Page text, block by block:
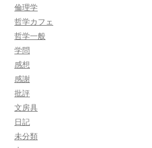
倫理学
哲学カフェ
哲学一般
学問
感想
感謝
批評
文房具
日記
未分類